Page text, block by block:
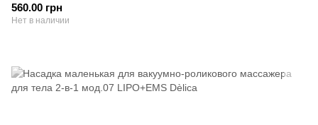
560.00 грн
Нет в наличии